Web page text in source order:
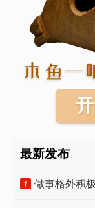
最新发布
1
做事格外积